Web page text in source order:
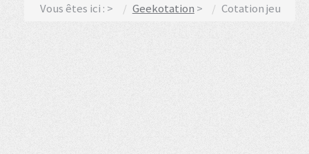
Vous êtes ici : Geekotation Cotation jeu